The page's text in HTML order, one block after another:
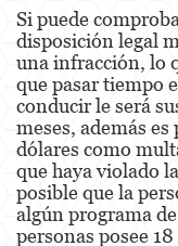
La
Si puede
disposición legal
una infracción, lo
que pasar tiempo
conducir le será
meses, además
dólares como
que haya violado
posible que la
algún programa
personas posee